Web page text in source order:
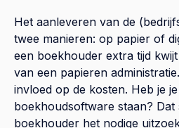
Het aanleveren van de
twee manieren: op papier of
een boekhouder extra tijd
van een papieren
invloed op de kosten. Heb je
boekhoudsoftware staan? Dat
boekhouder het nodige